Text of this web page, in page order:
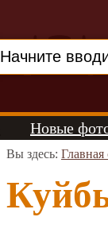
Новые
Вы здесь: Главная